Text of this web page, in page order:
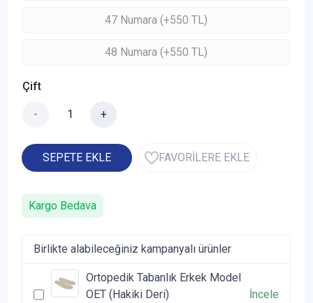
47 Numara (+550 TL)
48 Numara (+550 TL)
Çift
- +
SEPETE EKLE FAVORİLERE EKLE
Kargo Bedava
Birlikte alabileceğiniz kampanyalı ürünler
Ortopedik Tabanlık Erkek Model
OET (Hakiki Deri)
İncele